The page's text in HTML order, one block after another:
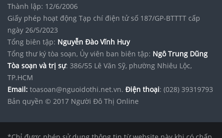
Thành lập: 12/6/2006
Giấy phép hoạt động Tạp chí điện tử số 187/GP-BTTTT cấp
ngày 26/5/2023
Tổng biên tập: Nguyễn Đào Vĩnh Huy
Tổng thư ký tòa soạn, Ủy viên ban biên tập: Ngô Trung Dũng
Tòa soạn và trị sự: 386/55 Lê Văn Sỹ, phường Nhiêu Lộc,
TP.HCM
Email: toasoan@nguoidothi.net.vn. Điện thoại: (028) 39319793
Bản quyền © 2017 Người Đô Thị Online